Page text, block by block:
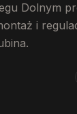
Dolnym
i